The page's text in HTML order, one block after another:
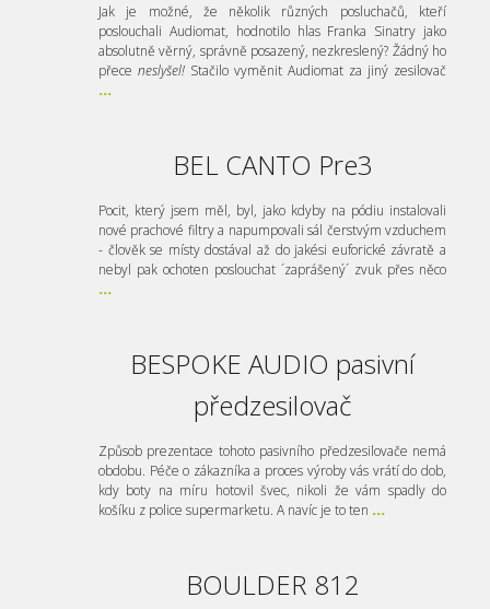
Jak je možné, že několik různých posluchačů, kteří
poslouchali Audiomat, hodnotilo hlas Franka Sinatry jako
absolutně věrný, správně posazený, nezkreslený? Žádný ho
přece neslyšel! Stačilo vyměnit Audiomat za jiný zesilovač
...
BEL CANTO Pre3
Pocit, který jsem měl, byl, jako kdyby na pódiu instalovali
nové prachové filtry a napumpovali sál čerstvým vzduchem
- člověk se místy dostával až do jakési euforické závratě a
nebyl pak ochoten poslouchat ´zaprášený´ zvuk přes něco
...
BESPOKE AUDIO pasivní
předzesilovač
Způsob prezentace tohoto pasivního předzesilovače nemá
obdobu. Péče o zákazníka a proces výroby vás vrátí do dob,
kdy boty na míru hotovil švec, nikoli že vám spadly do
košíku z police supermarketu. A navíc je to ten ...
BOULDER 812